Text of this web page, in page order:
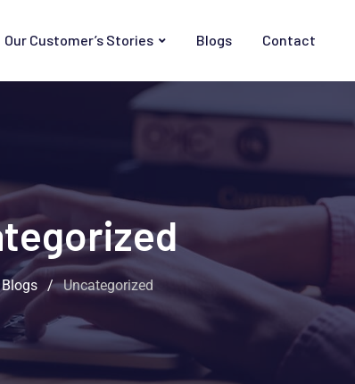
Our Customer’s Stories Blogs Contact
Blogs / Uncategorized